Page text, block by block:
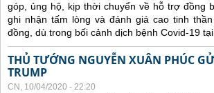
góp, ủng hộ, kịp thời chuyển về hỗ trợ đồng
ghi nhận tấm lòng và đánh giá cao tinh
đồng, dù trong bối cảnh dịch bệnh Covid-19
THỦ TƯỚNG NGUYỄN XUÂN PHÚC
TRUMP
CN, 10/04/2020 - 22:20